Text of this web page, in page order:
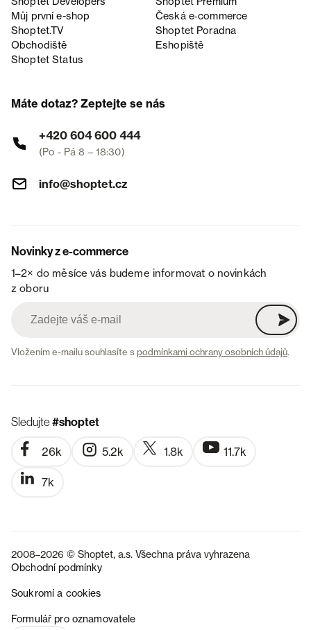
Můj první e-shop
Česká e‑commerce
Shoptet.TV
Shoptet Poradna
Obchodiště
Eshopiště
Shoptet Status
Máte dotaz? Zeptejte se nás
+420 604 600 444
(Po - Pá 8 – 18:30)
info@shoptet.cz
Novinky z e-commerce
1–2× do měsíce vás budeme informovat o novinkách
z oboru
Vložením e-mailu souhlasíte spodmínkami ochrany osobních údajů.
Sledujte#shoptet
26k 5.2k 1.8k 11.7k
7k
2008–2026 © Shoptet, a.s. Všechna práva vyhrazena
Obchodní podmínky
Soukromí a cookies
Formulář pro oznamovatele